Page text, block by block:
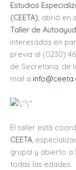
Estudios
(CEETA), abrió en
Taller de
interesados en
previa al (0230)
de Secretaría, de
mail a
El taller está
CEETA,
grupal y abierto a
todas las edades.